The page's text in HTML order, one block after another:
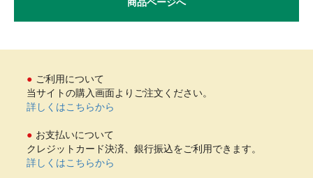
ご利用について
当サイトの購入画面よりご注文ください。
詳しくはこちらから
お支払いについて
クレジットカード決済、銀行振込をご利用できます。
詳しくはこちらから